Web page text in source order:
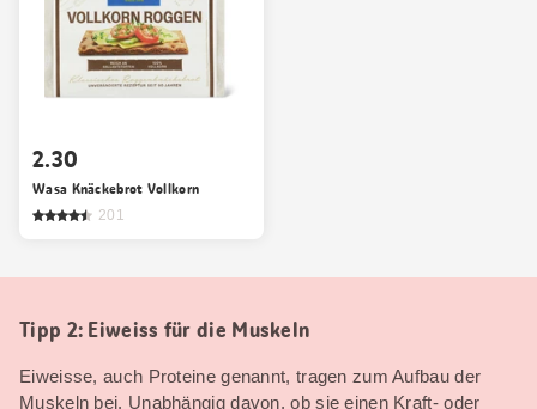
2.30
Wasa Knäckebrot Vollkorn
201
Tipp 2: Eiweiss für die Muskeln
Eiweisse, auch Proteine genannt, tragen zum Aufbau der
Muskeln bei. Unabhängig davon, ob sie einen Kraft- oder